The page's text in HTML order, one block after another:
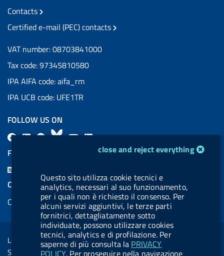
cookie management moduleclose and reject everything
Questo sito utilizza cookie tecnici e
analytics, necessari al suo funzionamento,
per i quali non è richiesto il consenso. Per
alcuni servizi aggiuntivi, le terze parti
fornitrici, dettagliatamente sotto
individuate, possono utilizzare cookies
tecnici, analytics e di profilazione. Per
saperne di più consulta la PRIVACY
POLICY. Per proseguire nella navigazione
Contacts
Certified e-mail (PEC) contacts
VAT number: 08703841000
Tax code: 97345810580
IPA AIFA code: aifa_rm
IPA UCB code: UFE1TR
FOLLOW US ON
F
L
l
e
l
.
b
u
t
B
e
s
k
y
Y
t
u
b
e
L
k
e
d
i
n
FEED RSS
COOKIES
Cookie management
Sezione Link Utili
Legal notice
Social Media Policy